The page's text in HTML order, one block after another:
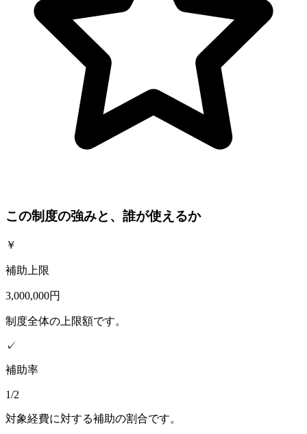
この制度の強みと、誰が使えるか
￥
補助上限
3,000,000円
制度全体の上限額です。
✓
補助率
1/2
対象経費に対する補助の割合です。